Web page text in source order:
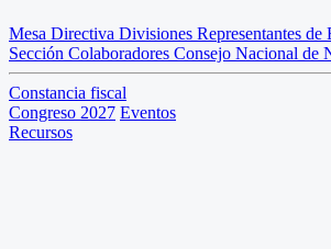
Mesa Directiva Divisiones Representantes de
Sección Colaboradores Consejo Nacional de
Constancia fiscal
Congreso 2027 Eventos
Recursos